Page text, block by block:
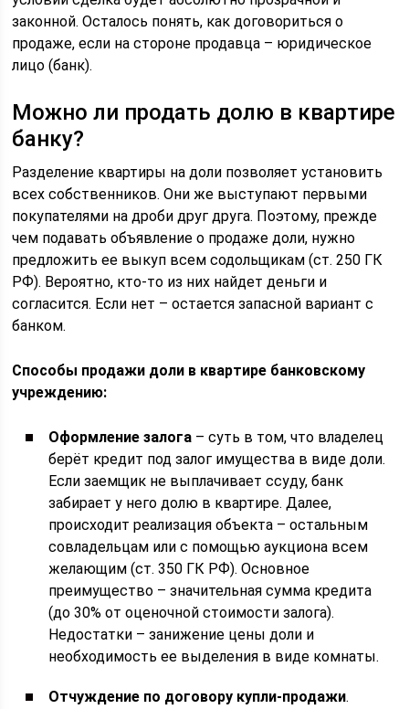
законной. Осталось понять, как договориться о
продаже, если на стороне продавца – юридическое
лицо (банк).
Можно ли продать долю в квартире
банку?
Разделение квартиры на доли позволяет установить
всех собственников. Они же выступают первыми
покупателями на дроби друг друга. Поэтому, прежде
чем подавать объявление о продаже доли, нужно
предложить ее выкуп всем содольщикам (ст. 250 ГК
РФ). Вероятно, кто-то из них найдет деньги и
согласится. Если нет – остается запасной вариант с
банком.
Способы продажи доли в квартире банковскому
учреждению:
Оформление залога – суть в том, что владелец
берёт кредит под залог имущества в виде доли.
Если заемщик не выплачивает ссуду, банк
забирает у него долю в квартире. Далее,
происходит реализация объекта – остальным
совладельцам или с помощью аукциона всем
желающим (ст. 350 ГК РФ). Основное
преимущество – значительная сумма кредита
(до 30% от оценочной стоимости залога).
Недостатки – занижение цены доли и
необходимость ее выделения в виде комнаты.
Отчуждение по договору купли-продажи.